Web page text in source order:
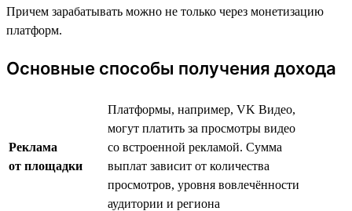
Причем зарабатывать можно не только через монетизацию
платформ.
Основные способы получения дохода
Реклама
от площадки
Платформы, например, VK Видео,
могут платить за просмотры видео
со встроенной рекламой. Сумма
выплат зависит от количества
просмотров, уровня вовлечённости
аудитории и региона